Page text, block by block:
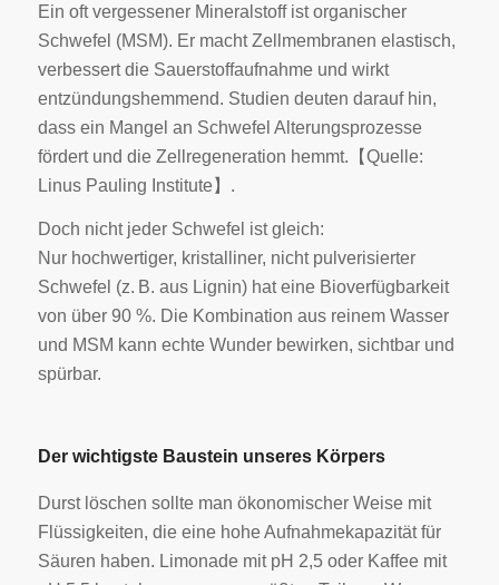
Ein oft vergessener Mineralstoff ist organischer
Schwefel (MSM). Er macht Zellmembranen elastisch,
verbessert die Sauerstoffaufnahme und wirkt
entzündungshemmend. Studien deuten darauf hin,
dass ein Mangel an Schwefel Alterungsprozesse
fördert und die Zellregeneration hemmt.【Quelle:
Linus Pauling Institute】.
Doch nicht jeder Schwefel ist gleich:
Nur hochwertiger, kristalliner, nicht pulverisierter
Schwefel (z. B. aus Lignin) hat eine Bioverfügbarkeit
von über 90 %. Die Kombination aus reinem Wasser
und MSM kann echte Wunder bewirken, sichtbar und
spürbar.
Der wichtigste Baustein unseres Körpers
Durst löschen sollte man ökonomischer Weise mit
Flüssigkeiten, die eine hohe Aufnahmekapazität für
Säuren haben. Limonade mit pH 2,5 oder Kaffee mit